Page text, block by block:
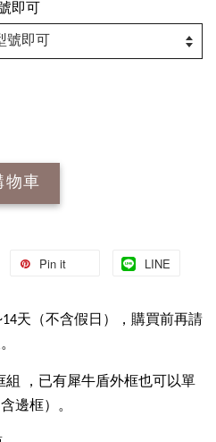
即可
物車
Pin it LINE
天（不含假日），購買前再請
組 ，已有犀牛盾外框也可以單
邊框）。